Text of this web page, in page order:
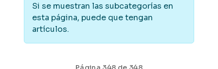
Si se muestran las subcategorías en
esta página, puede que tengan
artículos.